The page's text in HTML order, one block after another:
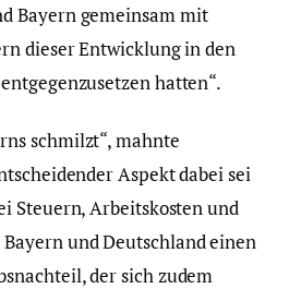
Bayern gemeinsam mit
dieser Entwicklung in den
hatten“.
schmilzt“, mahnte
Aspekt dabei sei
Steuern, Arbeitskosten und
und Deutschland einen
der sich zudem